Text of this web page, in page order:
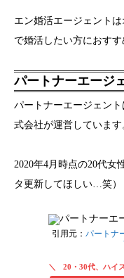
エン婚活エージェント
で婚活したい方におすす
パートナーエージ
パートナーエージェン
式会社が運営しています
2020年4月時点の20代女
タ更新してほしい…笑）
引用元： パートナ
20・30代、ハイ